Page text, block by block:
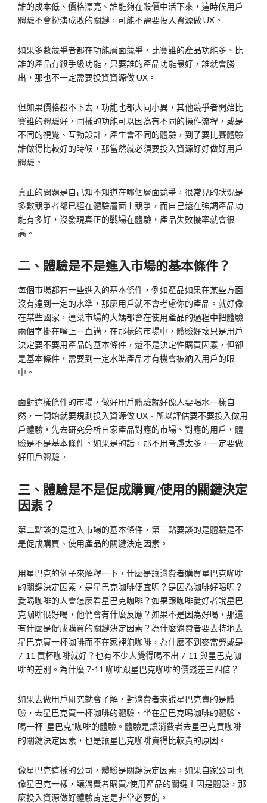
誰的成本低、價格漂亮、誰能夠在殺價中活下來，這時候用戶
體驗不會扮演成敗的關鍵，可能不需要投入資源做 UX。
如果多數競爭者都在功能層面競爭，比賽誰的產品功能多、比
誰的產品有殺手級功能，只要誰的產品功能最好，誰就會勝
出，那也不一定需要投資資源做 UX。
但如果價格殺不下去，功能也都大同小異，其他競爭者開始比
賽誰的體驗好，同樣的功能可以因為有不同的操作流程，或是
不同的視覺、互動設計，產生會不同的體驗，到了要比賽體驗
誰做得比較好的時候，那當然就必須要投入資源好好做好用戶
體驗。
真正的問題是自己知不知道在哪個層面競爭，很常見的狀況是
多數競爭者都已經在體驗層面上競爭，而自己還在強調產品功
能有多好，沒發現真正的戰場在體驗，產品失敗機率就會很
高。
二、體驗是不是進入市場的基本條件？
每個市場都有一些進入的基本條件，例如產品如果在某些方面
沒有達到一定的水準，那麼用戶就不會考慮你的產品。就好像
在某些國家，連菜市場的大媽都會在使用產品的過程中把體驗
兩個字掛在嘴上一直講，在那樣的市場中，體驗好壞只是用戶
決定要不要用產品的基本條件，還不是決定性購買因素，但卻
是基本條件，需要到一定水準產品才有機會被納入用戶的眼
中。
面對這樣條件的市場，做好用戶體驗就好像人要喝水一樣自
然，一開始就要規劃投入資源做 UX。所以評估要不要投入做用
戶體驗，先去研究分析自家產品對應的市場、對應的用戶，體
驗是不是基本條件。如果是的話，那不用考慮太多，一定要做
好用戶體驗。
三、體驗是不是促成購買/使用的關鍵決定
因素？
第二點談的是進入市場的基本條件，第三點要談的是體驗是不
是促成購買、使用產品的關鍵決定因素。
用星巴克的例子來解釋一下，什麼是讓消費者購買星巴克咖啡
的關鍵決定因素，是星巴克咖啡便宜嗎？是因為咖啡好喝嗎？
愛喝咖啡的人會怎麼看星巴克咖啡？如果跟咖啡愛好者說星巴
克咖啡很好喝，他們會有什麼反應？如果不是因為好喝，那還
有什麼是促成購買的關鍵決定因素？為什麼消費者要去特地去
星巴克買一杯咖啡而不在家裡泡咖啡，為什麼不到麥當勞或是
7-11 買杯咖啡就好？也有不少人覺得喝不出 7-11 與星巴克咖
啡的差別。為什麼 7-11 咖啡跟星巴克咖啡的價錢差三四倍？
如果去做用戶研究就會了解，對消費者來說星巴克賣的是體
驗，去星巴克買一杯咖啡的體驗、坐在星巴克喝咖啡的體驗、
喝一杯“星巴克”咖啡的體驗。體驗是讓消費者去星巴克買咖啡
的關鍵決定因素，也是讓星巴克咖啡賣得比較貴的原因。
像星巴克這樣的公司，體驗是關鍵決定因素，如果自家公司也
像星巴克一樣，讓消費者購買/使用產品的關鍵主因是體驗，那
麼投入資源做好體驗肯定是非常必要的。